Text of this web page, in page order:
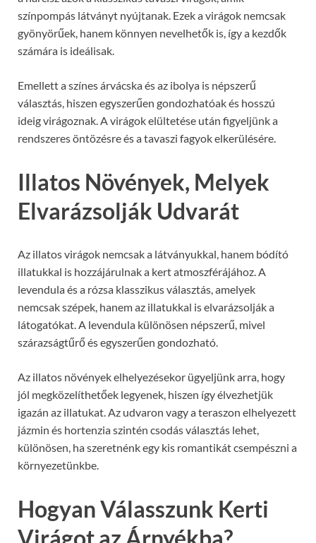
színpompás látványt nyújtanak. Ezek a virágok nemcsak
gyönyörűek, hanem könnyen nevelhetők is, így a kezdők
számára is ideálisak.
Emellett a színes árvácska és az ibolya is népszerű
választás, hiszen egyszerűen gondozhatóak és hosszú
ideig virágoznak. A virágok elültetése után figyeljünk a
rendszeres öntözésre és a tavaszi fagyok elkerülésére.
Illatos Növények, Melyek
Elvarázsolják Udvarát
Az illatos virágok nemcsak a látványukkal, hanem bódító
illatukkal is hozzájárulnak a kert atmoszférájához. A
levendula és a rózsa klasszikus választás, amelyek
nemcsak szépek, hanem az illatukkal is elvarázsolják a
látogatókat. A levendula különösen népszerű, mivel
szárazságtűrő és egyszerűen gondozható.
Az illatos növények elhelyezésekor ügyeljünk arra, hogy
jól megközelíthetőek legyenek, hiszen így élvezhetjük
igazán az illatukat. Az udvaron vagy a teraszon elhelyezett
jázmin és hortenzia szintén csodás választás lehet,
különösen, ha szeretnénk egy kis romantikát csempészni a
környezetünkbe.
Hogyan Válasszunk Kerti